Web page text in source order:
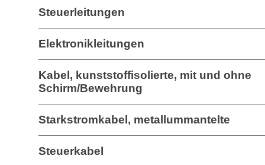
Steuerleitungen
Elektronikleitungen
Kabel, kunststoffisolierte, mit und ohne
Schirm/Bewehrung
Starkstromkabel, metallummantelte
Steuerkabel